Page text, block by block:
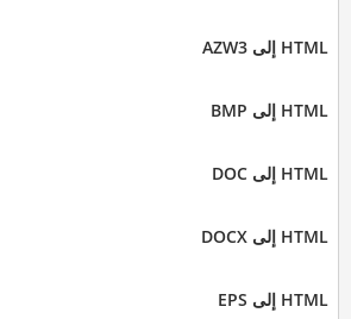
HTML إلى AZW3
HTML إلى BMP
HTML إلى DOC
HTML إلى DOCX
HTML إلى EPS